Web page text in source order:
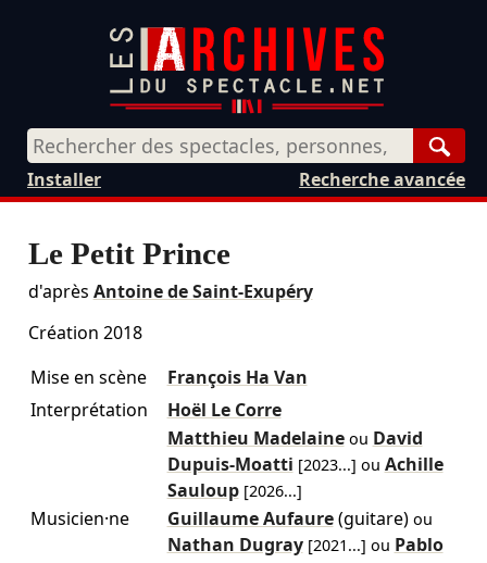
Recherche avancée
Installer
Le Petit Prince
d'après Antoine de Saint-Exupéry
Création 2018
Mise en scène
François Ha Van
Interprétation
Hoël Le Corre
Matthieu Madelaine ou David
Dupuis-Moatti [2023...] ou Achille
Sauloup [2026...]
Musicien·ne Guillaume Aufaure (guitare) ou
Nathan Dugray [2021...] ou Pablo